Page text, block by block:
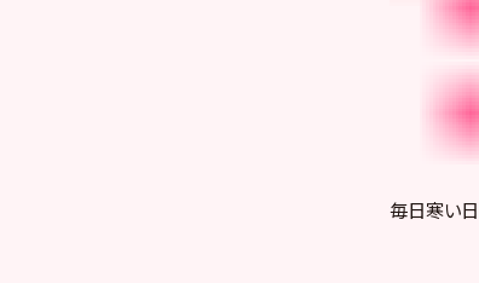
毎日寒い